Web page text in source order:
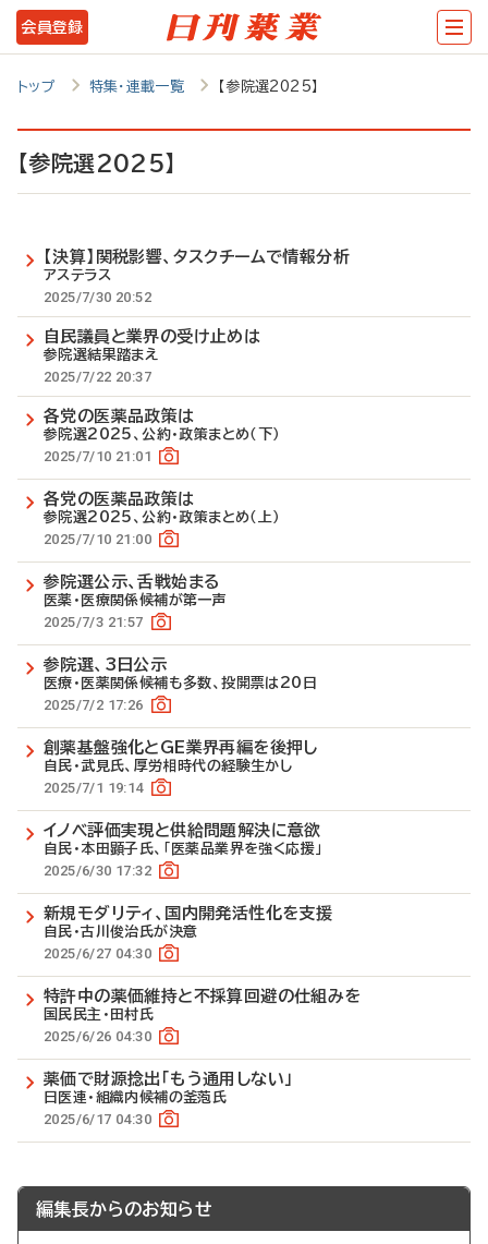
メ
イ
テ
会員登録
トップ 特集・連載一覧 【参院選2025】
【参院選2025】
【決算】関税影響、タスクチームで情報分析
アステラス
2025/7/30 20:52
自民議員と業界の受け止めは
参院選結果踏まえ
2025/7/22 20:37
各党の医薬品政策は
参院選2025、公約・政策まとめ（下）
2025/7/10 21:01
各党の医薬品政策は
参院選2025、公約・政策まとめ（上）
2025/7/10 21:00
参院選公示、舌戦始まる
医薬・医療関係候補が第一声
2025/7/3 21:57
参院選、3日公示
医療・医薬関係候補も多数、投開票は20日
2025/7/2 17:26
創薬基盤強化とGE業界再編を後押し
自民・武見氏、厚労相時代の経験生かし
2025/7/1 19:14
イノベ評価実現と供給問題解決に意欲
自民・本田顕子氏、「医薬品業界を強く応援」
2025/6/30 17:32
新規モダリティ、国内開発活性化を支援
自民・古川俊治氏が決意
2025/6/27 04:30
特許中の薬価維持と不採算回避の仕組みを
国民民主・田村氏
2025/6/26 04:30
薬価で財源捻出「もう通用しない」
日医連・組織内候補の釜萢氏
2025/6/17 04:30
編集長からのお知らせ